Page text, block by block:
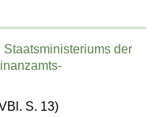
der
S. 13)